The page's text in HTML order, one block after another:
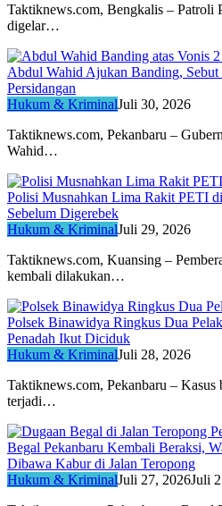
Taktiknews.com, Bengkalis – Patroli
digelar…
Abdul Wahid Ajukan Banding,
Persidangan
Hukum & KriminalJuli 30, 2026
Taktiknews.com, Pekanbaru –
Wahid…
Polisi Musnahkan Lima Rakit PETI
Sebelum Digerebek
Hukum & KriminalJuli 29, 2026
Taktiknews.com, Kuansing –
kembali dilakukan…
Polsek Binawidya Ringkus Dua
Penadah Ikut Diciduk
Hukum & KriminalJuli 28, 2026
Taktiknews.com, Pekanbaru – Kasus
terjadi…
Begal Pekanbaru Kembali Beraksi,
Dibawa Kabur di Jalan Teropong
Hukum & KriminalJuli 27, 2026Juli